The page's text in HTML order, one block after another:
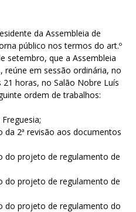
da Assembleia de
público nos termos do art.º
setembro, que a Assembleia
reúne em sessão ordinária, no
horas, no Salão Nobre Luís
ordem de trabalhos:
da 2ª revisão aos documentos
do projeto de regulamento de
do projeto de regulamento de
do projeto de regulamento do